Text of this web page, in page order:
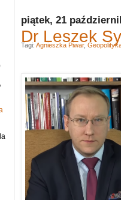
piątek, 21
Dr Leszek
Tagi: Agnieszka Piwar,